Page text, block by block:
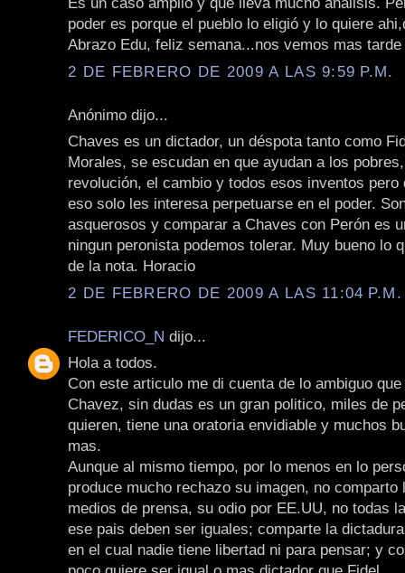
poder es porque el pueblo lo eligió y lo quiere
Abrazo Edu, feliz semana...nos vemos mas tarde
2 DE FEBRERO DE 2009 A LAS 9:59 P.M.
Anónimo dijo...
Chaves es un dictador, un déspota tanto como
Morales, se escudan en que ayudan a los
revolución, el cambio y todos esos inventos pero
eso solo les interesa perpetuarse en el poder.
asquerosos y comparar a Chaves con Perón es
ningun peronista podemos tolerar. Muy bueno lo
de la nota. Horacio
2 DE FEBRERO DE 2009 A LAS 11:04 P.M.
FEDERICO_N dijo...
Hola a todos.
Con este articulo me di cuenta de lo ambiguo
Chavez, sin dudas es un gran politico, miles de
quieren, tiene una oratoria envidiable y muchos
mas.
Aunque al mismo tiempo, por lo menos en lo
produce mucho rechazo su imagen, no comparto
medios de prensa, su odio por EE.UU, no todas
ese pais deben ser iguales; comparte la
en el cual nadie tiene libertad ni para pensar; y